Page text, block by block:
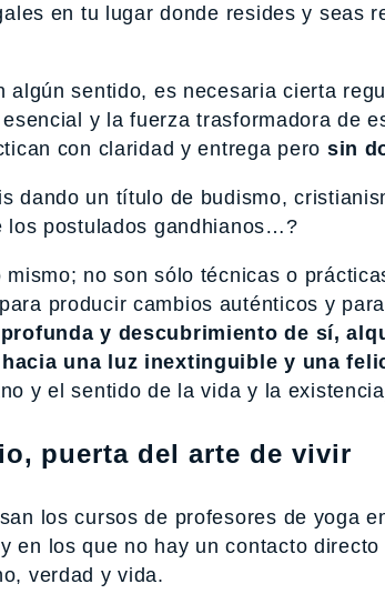
en tu lugar donde resides y seas
algún sentido, es necesaria cierta
y la fuerza trasformadora de
con claridad y entrega pero sin
dando un título de budismo,
los postulados gandhianos…?
mismo; no son sólo técnicas o
producir cambios auténticos y
y descubrimiento de sí,
una luz inextinguible y una
y el sentido de la vida y la
puerta del arte de vivir
los cursos de profesores de yoga
en los que no hay un contacto
verdad y vida.